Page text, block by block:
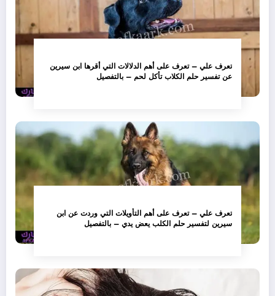
تعرف علي – تعرف على أهم الدلالات التي أقرها ابن سيرين
عن تفسير حلم الكلاب تأكل لحم – بالتفصيل
تعرف علي – تعرف على أهم التأويلات التي وردت عن ابن
سيرين لتفسير حلم الكلب يعض يدي – بالتفصيل